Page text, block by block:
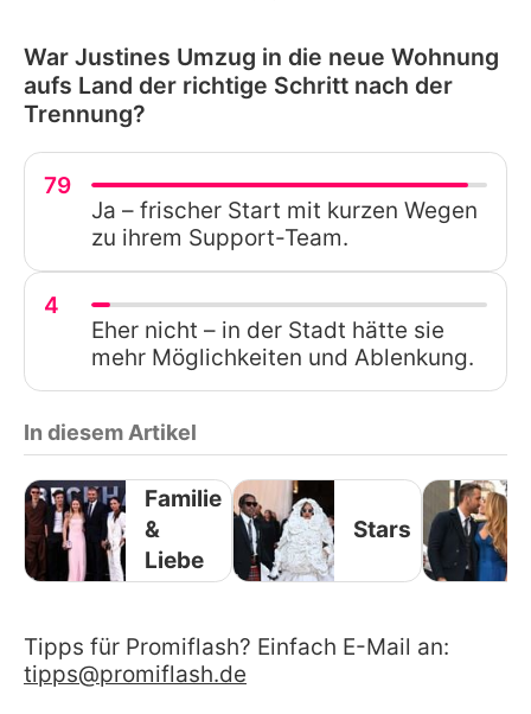
War Justines Umzug in die neue Wohnung
aufs Land der richtige Schritt nach der
Trennung?
79
Ja – frischer Start mit kurzen Wegen
zu ihrem Support-Team.
4
Eher nicht – in der Stadt hätte sie
mehr Möglichkeiten und Ablenkung.
In diesem Artikel
Familie
&
Liebe
Stars
Tipps für Promiflash? Einfach E-Mail an:
tipps@promiflash.de